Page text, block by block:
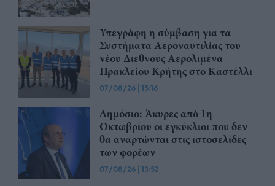
Υπεγράφη η σύμβαση για τα
Συστήματα Αεροναυτιλίας του
νέου Διεθνούς Αερολιμένα
Ηρακλείου Κρήτης στο Καστέλλι
07/08/26 | 15:16
Δημόσιο: Άκυρες από 1η
Οκτωβρίου οι εγκύκλιοι που δεν
θα αναρτώνται στις ιστοσελίδες
των φορέων
07/08/26 | 13:52